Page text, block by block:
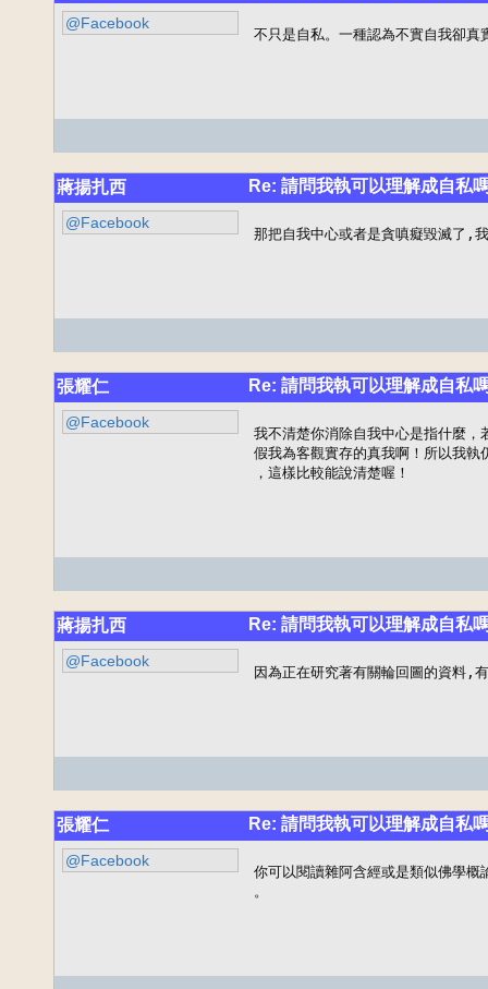
@Facebook
不只是自私。一種認為不實自我卻真
蔣揚扎西 Re: 請問我執可以理解成自私
@Facebook
那把自我中心或者是貪嗔癡毀滅了,
張耀仁 Re: 請問我執可以理解成自私
@Facebook
我不清楚你消除自我中心是指什麼
假我為客觀實存的真我啊！所以我
，這樣比較能說清楚喔！
蔣揚扎西 Re: 請問我執可以理解成自私
@Facebook
因為正在研究著有關輪回圖的資料,
張耀仁 Re: 請問我執可以理解成自私
@Facebook
你可以閱讀雜阿含經或是類似佛學
。